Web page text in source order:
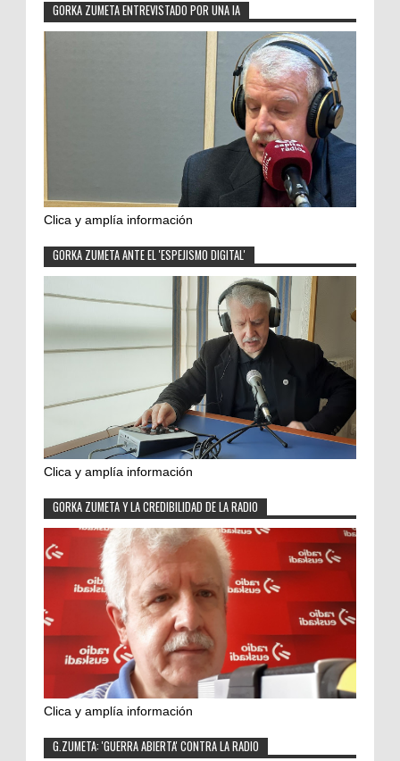
GORKA ZUMETA ENTREVISTADO POR UNA IA
Clica y amplía información
GORKA ZUMETA ANTE EL 'ESPEJISMO DIGITAL'
Clica y amplía información
GORKA ZUMETA Y LA CREDIBILIDAD DE LA RADIO
Clica y amplía información
G.ZUMETA: 'GUERRA ABIERTA' CONTRA LA RADIO